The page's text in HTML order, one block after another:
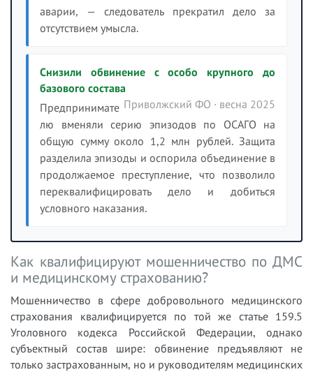
аварии, — следователь прекратил дело за
отсутствием умысла.
Снизили обвинение с особо крупного до
базового состава
Приволжский ФО · весна 2025
Предпринимате
лю вменяли серию эпизодов по ОСАГО на
общую сумму около 1,2 млн рублей. Защита
разделила эпизоды и оспорила объединение в
продолжаемое преступление, что позволило
переквалифицировать дело и добиться
условного наказания.
Как квалифицируют мошенничество по ДМС
и медицинскому страхованию?
Мошенничество в сфере добровольного медицинского
страхования квалифицируется по той же статье 159.5
Уголовного кодекса Российской Федерации, однако
субъектный состав шире: обвинение предъявляют не
только застрахованным, но и руководителям медицинских